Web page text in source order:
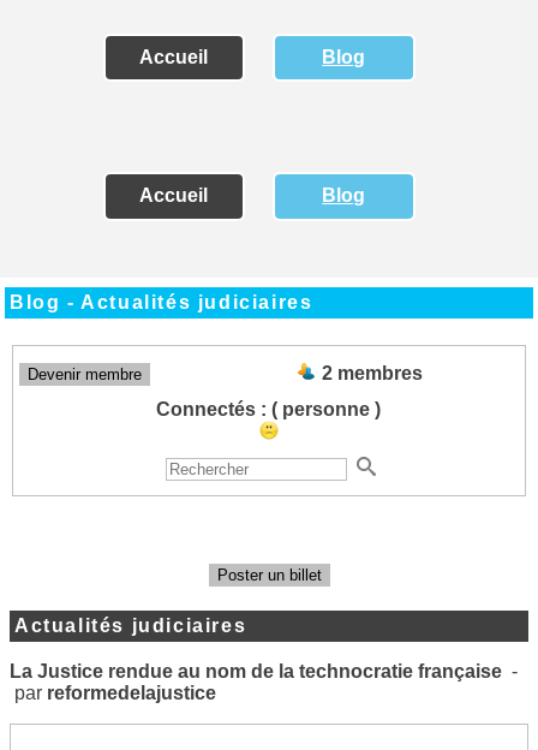
Accueil Blog
Accueil Blog
Blog - Actualités judiciaires
Devenir membre
2 membres
Connectés : ( personne )
Poster un billet
Actualités judiciaires
La Justice rendue au nom de la technocratie française -
par reformedelajustice